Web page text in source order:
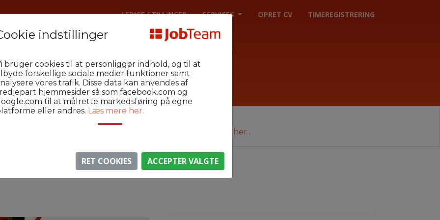
LEDIGE STILLINGER SERVICES OPRET CV TIMEREGISTRERING
Metal
nær Sønderborg
er ikke længere aktiv, men du kan
se lignende annoncer her .
indstillinger
bruger cookies til at personliggør indhold, og til at
forskellige sociale medier funktioner samt
vores trafik. Disse data kan anvendes af
hjemmesider så som facebook.com og
til at målrette markedsføring på egne
eller andres. Læs mere her.
RET COOKIES ACCEPTER VALGTE